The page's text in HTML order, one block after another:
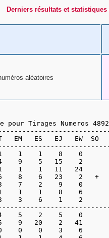
Derniers résultats et statistiques
aléatoires
pour Tirages Numeros
EM   ES   EJ   EW  SO
1    1    8    0
9    5   15    2
1    1   11   24
8    6   23    2   +
7    2    9    0
1    1    8    6
3    6    1    2
5    2    5    0
9   20    2   41
0    0    3    6